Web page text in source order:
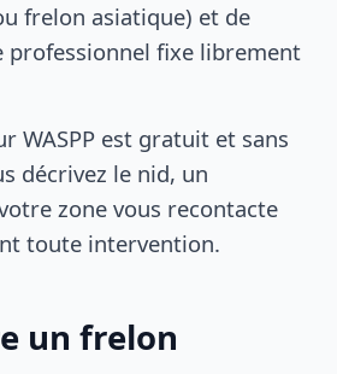
frelon asiatique) et de
professionnel fixe librement
WASPP est gratuit et sans
décrivez le nid, un
zone vous recontacte
toute intervention.
un frelon